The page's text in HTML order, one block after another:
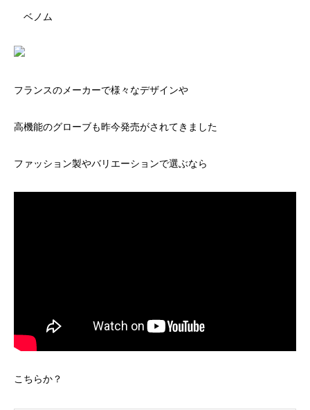
ベノム
フランスのメーカーで様々なデザインや
高機能のグローブも昨今発売がされてきました
ファッション製やバリエーションで選ぶなら
こちらか？